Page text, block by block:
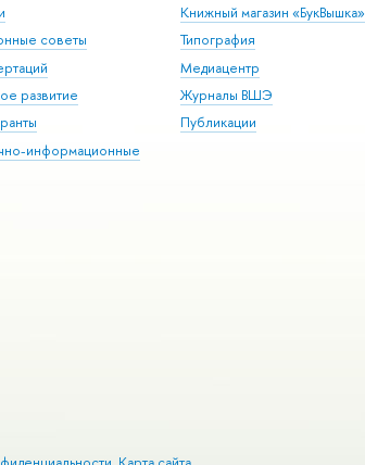
советы
развитие
информационные
Книжный магазин «БукВышка»
Типография
Медиацентр
Журналы ВШЭ
Публикации